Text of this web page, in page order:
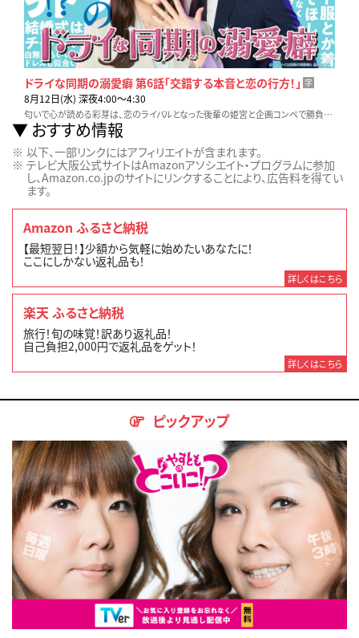
ドライな同期の溺愛癖 第6話「交錯する本音と恋の行方！」 字
8月12日(水) 深夜4:00〜4:30
匂いで心が読める彩芽は、恋のライバルとなった後輩の姫宮と企画コンペで勝負することに。勝負が終わり、彩芽は元カレの拓也に、姫宮は宮嶋にそれぞれ今の想いを伝える。
おすすめ情報
以下、一部リンクにはアフィリエイトが含まれます。
テレビ大阪公式サイトはAmazonアソシエイト・プログラムに参加
し、Amazon.co.jpのサイトにリンクすることにより、広告料を得てい
ます。
Amazon ふるさと納税
【最短翌日！】少額から気軽に始めたいあなたに！
ここにしかない返礼品も！
詳しくはこちら
楽天 ふるさと納税
旅行！旬の味覚！訳あり返礼品！
自己負担2,000円で返礼品をゲット！
詳しくはこちら
ピックアップ